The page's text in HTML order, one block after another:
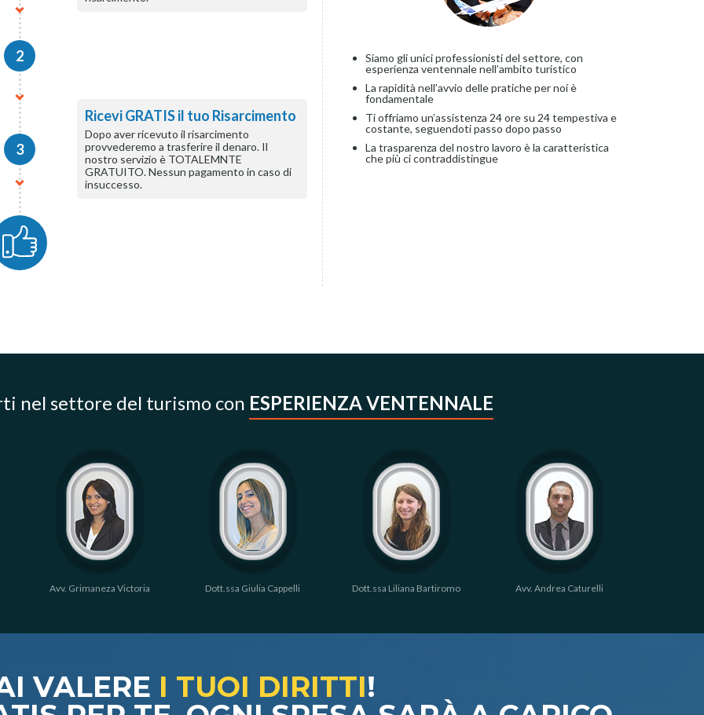
2
3
Ricevi GRATIS il tuo Risarcimento
Dopo aver ricevuto il risarcimento
provvederemo a trasferire il denaro. Il
nostro servizio è TOTALEMNTE
GRATUITO. Nessun pagamento in caso di
insuccesso.
Siamo gli unici professionisti del settore, con
esperienza ventennale nell’ambito turistico
La rapidità nell’avvio delle pratiche per noi è
fondamentale
Ti offriamo un’assistenza 24 ore su 24 tempestiva e
costante, seguendoti passo dopo passo
La trasparenza del nostro lavoro è la caratteristica
che più ci contraddistingue
nel settore del turismo con ESPERIENZA VENTENNALE
Avv. Grimaneza Victoria Dott.ssa Giulia Cappelli Dott.ssa Liliana Bartiromo Avv. Andrea Caturelli
VALERE I TUOI DIRITTI!